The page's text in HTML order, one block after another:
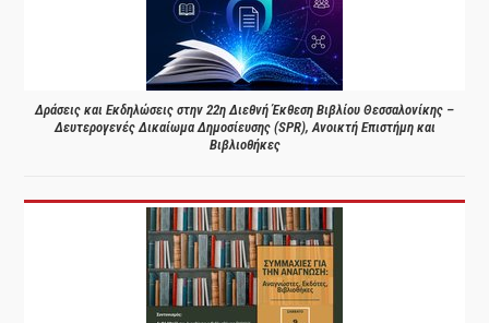
Δράσεις και Εκδηλώσεις στην 22η Διεθνή Έκθεση Βιβλίου Θεσσαλονίκης –
Δευτερογενές Δικαίωμα Δημοσίευσης (SPR), Ανοικτή Επιστήμη και
Βιβλιοθήκες